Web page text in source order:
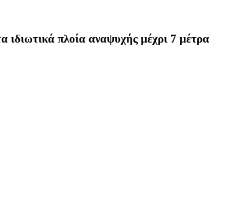
ιδιωτικά πλοία αναψυχής μέχρι 7 μέτρα